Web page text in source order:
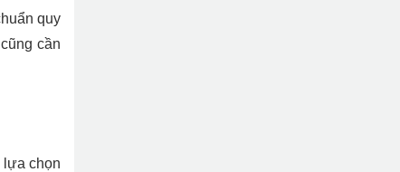
quy
cần
lựa chọn